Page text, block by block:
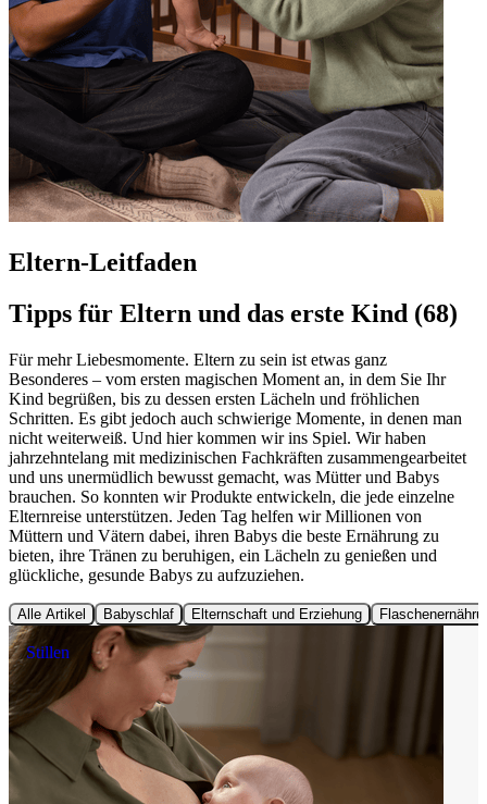
Eltern-Leitfaden
Tipps für Eltern und das erste Kind (68)
Für mehr Liebesmomente. Eltern zu sein ist etwas ganz
Besonderes – vom ersten magischen Moment an, in dem Sie Ihr
Kind begrüßen, bis zu dessen ersten Lächeln und fröhlichen
Schritten. Es gibt jedoch auch schwierige Momente, in denen man
nicht weiterweiß. Und hier kommen wir ins Spiel. Wir haben
jahrzehntelang mit medizinischen Fachkräften zusammengearbeitet
und uns unermüdlich bewusst gemacht, was Mütter und Babys
brauchen. So konnten wir Produkte entwickeln, die jede einzelne
Elternreise unterstützen. Jeden Tag helfen wir Millionen von
Müttern und Vätern dabei, ihren Babys die beste Ernährung zu
bieten, ihre Tränen zu beruhigen, ein Lächeln zu genießen und
glückliche, gesunde Babys zu aufzuziehen.
Alle Artikel Babyschlaf Elternschaft und Erziehung
Stillen